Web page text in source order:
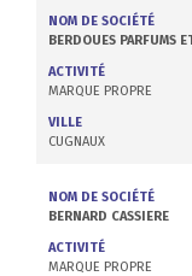
NOM DE SOCIÉTÉ
BERDOUES PARFUMS
ACTIVITÉ
MARQUE PROPRE
VILLE
CUGNAUX
NOM DE SOCIÉTÉ
BERNARD CASSIERE
ACTIVITÉ
MARQUE PROPRE